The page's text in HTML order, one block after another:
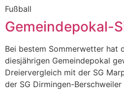
Fußball
Gemeindepokal-
Bei bestem Sommerwetter hat
diesjährigen Gemeindepokal
Dreiervergleich mit der SG
der SG Dirmingen-